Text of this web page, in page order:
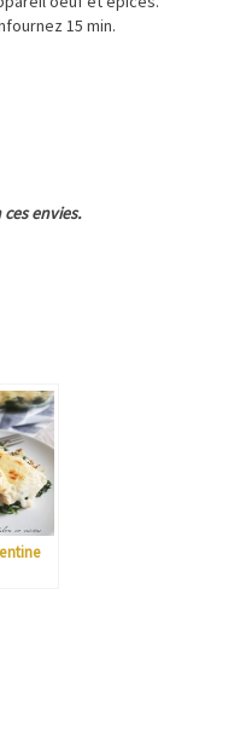
15 min.
envies.